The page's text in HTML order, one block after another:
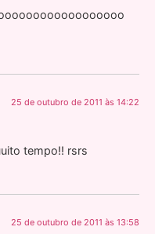
25 de outubro de 2011 às 14:22
tempo!! rsrs
25 de outubro de 2011 às 13:58